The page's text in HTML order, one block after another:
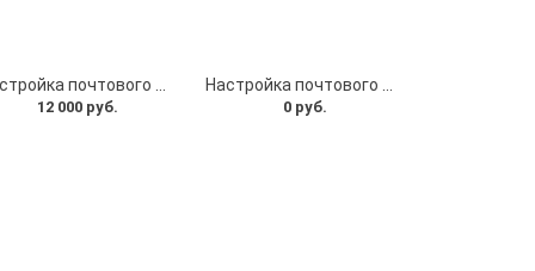
Настройка почтового сервера
12 000 руб.
Настройка почтового ящика
0 руб.